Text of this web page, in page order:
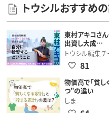
トウシルおすすめ
東村アキコさ
出資し大成…
トウシル編集チ
81
物価高で「貧し
つ"の違い
しま